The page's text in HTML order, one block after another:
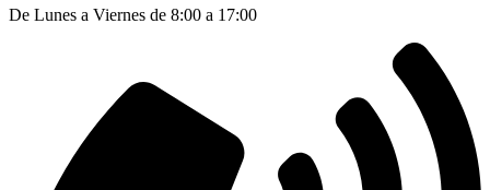
De Lunes a Viernes de 8:00 a 17:00